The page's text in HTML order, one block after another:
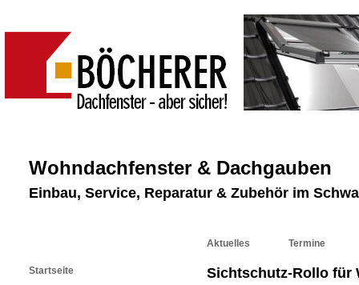
Wohndachfenster & Dachgauben
Einbau, Service, Reparatur & Zubehör im
Startseite
Aktuelles Termine
Sichtschutz-Rollo für